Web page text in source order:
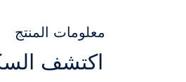
معلومات المنتج
اكتشف السكوتر